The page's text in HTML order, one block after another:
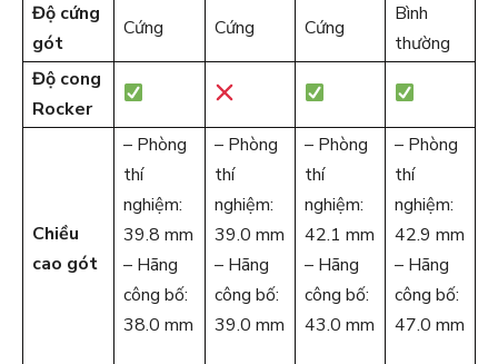
Độ cứng
gót
Cứng Cứng Cứng
Bình
thường
Độ cong
Rocker
Chiều
cao gót
– Phòng
thí
nghiệm:
39.8 mm
– Hãng
công bố:
38.0 mm
– Phòng
thí
nghiệm:
39.0 mm
– Hãng
công bố:
39.0 mm
– Phòng
thí
nghiệm:
42.1 mm
– Hãng
công bố:
43.0 mm
– Phòng
thí
nghiệm:
42.9 mm
– Hãng
công bố:
47.0 mm